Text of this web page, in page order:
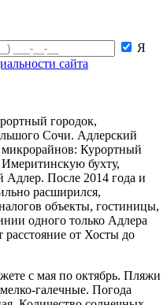
Я
сайта
городок,
Сочи. Адлерский
микрорайнов: Курортный
бухту,
Адлер. После 2014 года и
расширился,
объекты, гостиницы,
одного только Адлера
расстояние от Хосты до
с мая по октябрь. Пляжи
галечные. Погода